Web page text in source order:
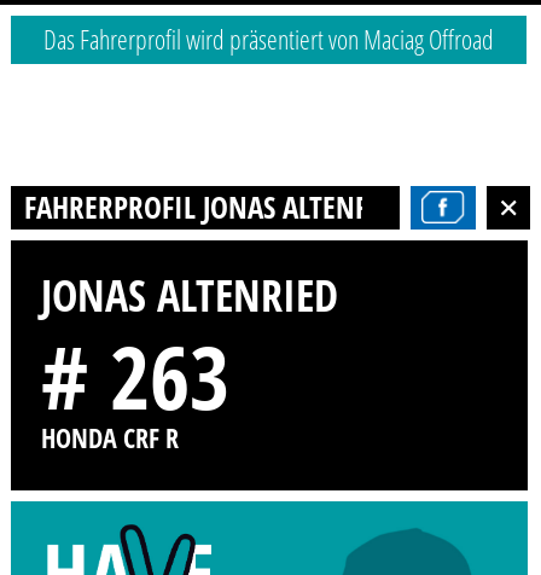
Das Fahrerprofil wird präsentiert von Maciag Offroad
FAHRERPROFIL JONAS ALTENRIED
JONAS ALTENRIED
# 263
HONDA CRF R